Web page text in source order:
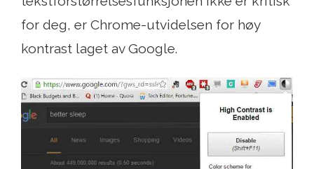
for deg, er Chrome-utvidelsen for høy
kontrast laget av Google.